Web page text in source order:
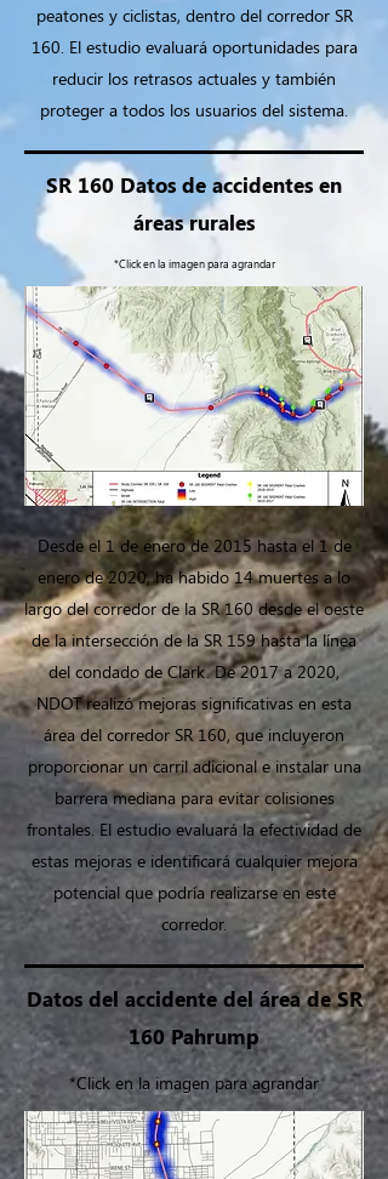
peatones y ciclistas, dentro del corredor SR
160. El estudio evaluará oportunidades para
reducir los retrasos actuales y también
proteger a todos los usuarios del sistema.
SR 160 Datos de accidentes en
áreas rurales
*Click en la imagen para agrandar
Desde el 1 de enero de 2015 hasta el 1 de
enero de 2020, ha habido 14 muertes a lo
largo del corredor de la SR 160 desde el oeste
de la intersección de la SR 159 hasta la línea
del condado de Clark. De 2017 a 2020,
NDOT realizó mejoras significativas en esta
área del corredor SR 160, que incluyeron
proporcionar un carril adicional e instalar una
barrera mediana para evitar colisiones
frontales. El estudio evaluará la efectividad de
estas mejoras e identificará cualquier mejora
potencial que podría realizarse en este
corredor.
Datos del accidente del área de SR
160 Pahrump
*Click en la imagen para agrandar